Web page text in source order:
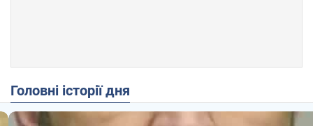
Головні історії дня